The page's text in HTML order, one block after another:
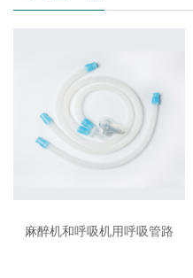
麻醉机和呼吸机用呼吸管路